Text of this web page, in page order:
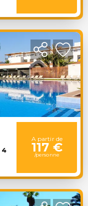
4
A partir de
117 €
/personne